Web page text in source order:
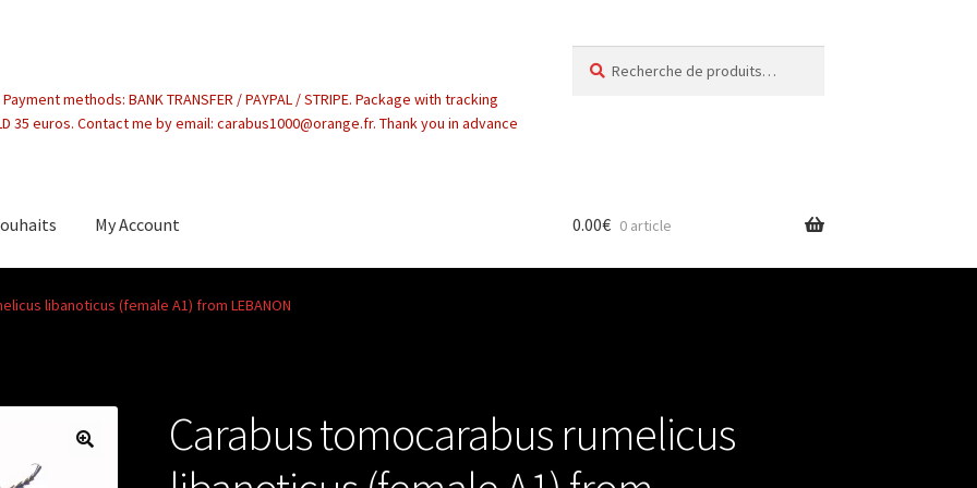
methods: BANK TRANSFER / PAYPAL / STRIPE. Package with tracking
35 euros. Contact me by email: carabus1000@orange.fr. Thank you in advance
pour :
My Account 0.00€ 0 article
libanoticus (female A1) from LEBANON
Carabus tomocarabus rumelicus